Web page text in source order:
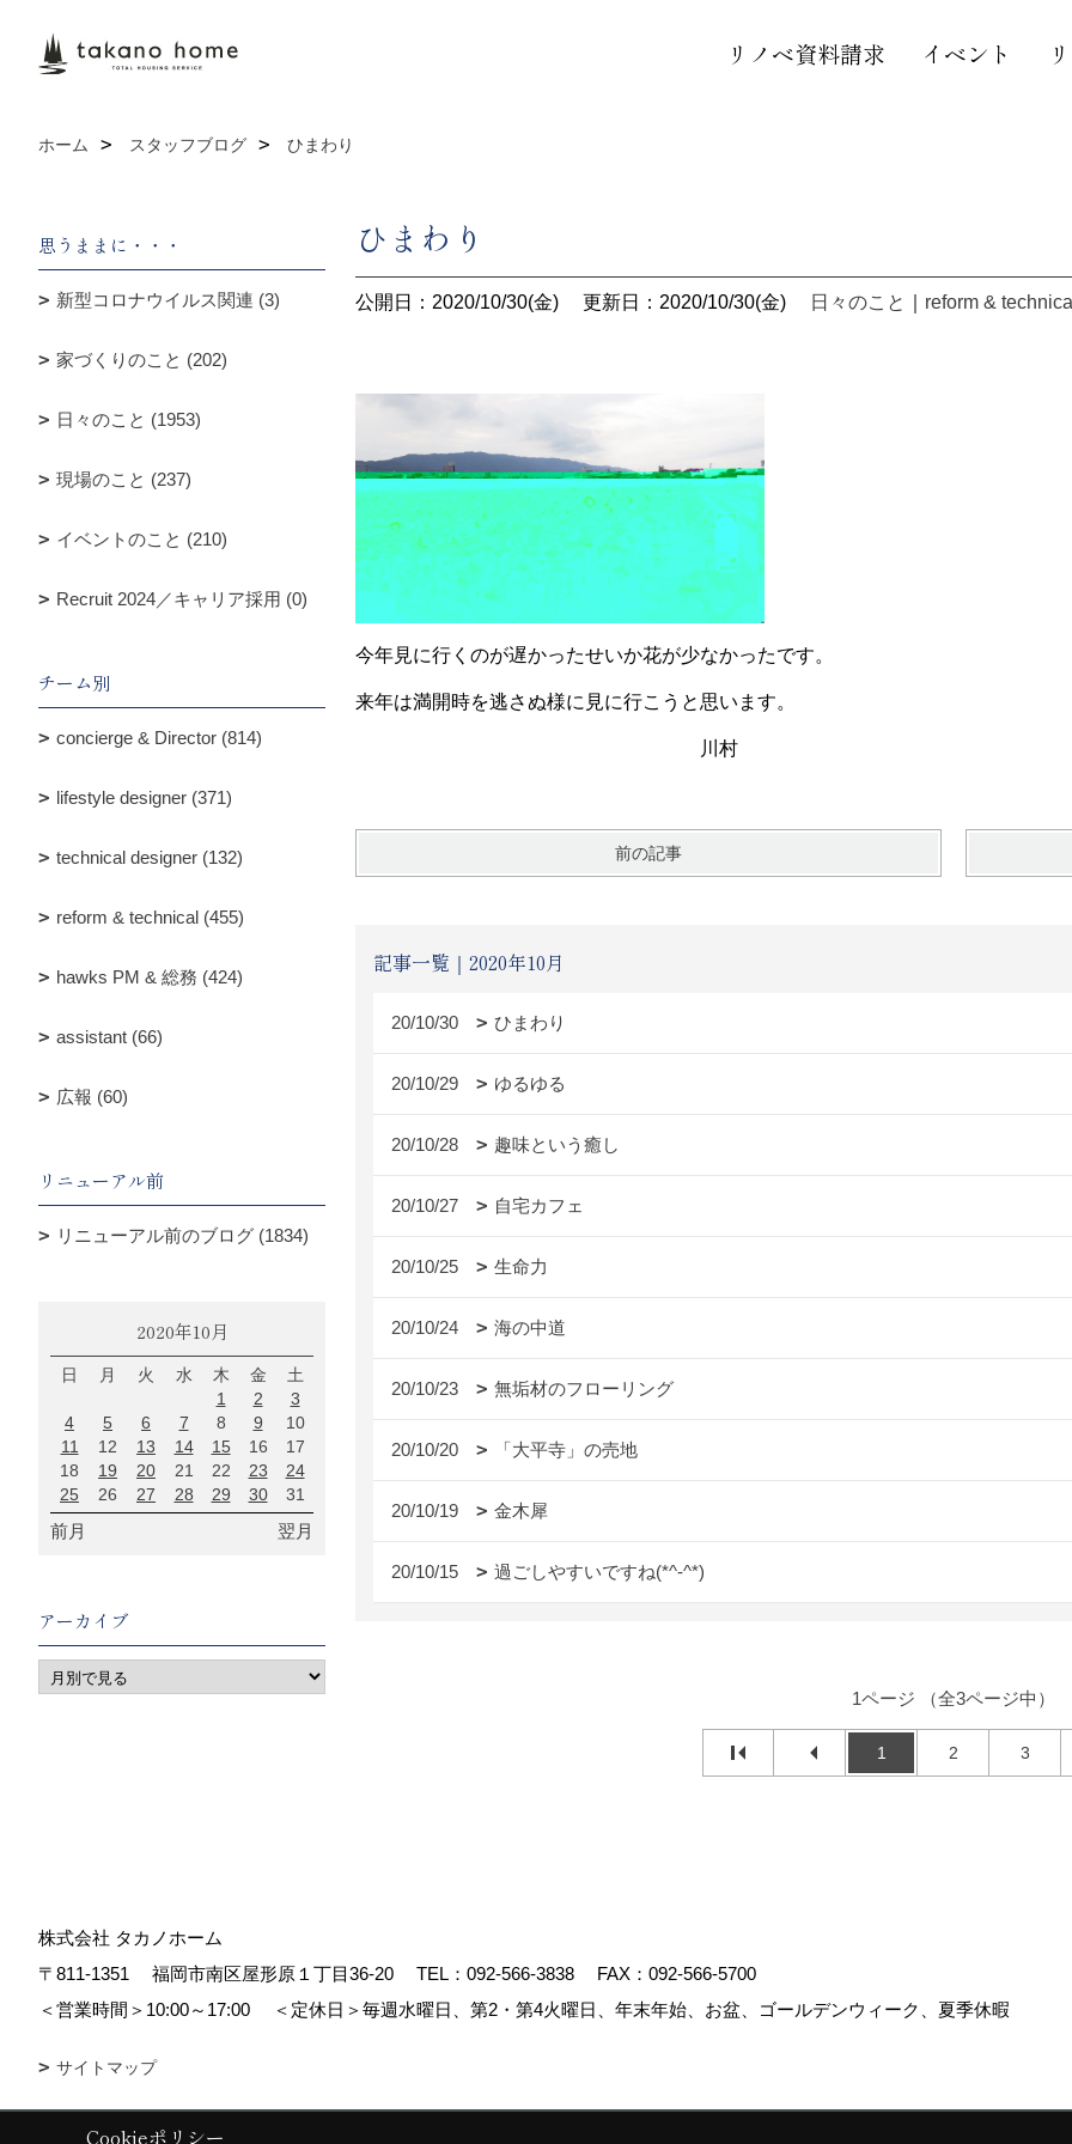
リノベ資料請求 イベント
ホーム スタッフブログ ひまわり
ひまわり
公開日：2020/10/30(金) 更新日：2020/10/30(金) 日々のこと reform &
今年見に行くのが遅かったせいか花が少なかったです。
来年は満開時を逃さぬ様に見に行こうと思います。
川村
前の記事
記事一覧｜2020年10月
20/10/30 ひまわり
20/10/29 ゆるゆる
20/10/28 趣味という癒し
20/10/27 自宅カフェ
20/10/25 生命力
20/10/24 海の中道
20/10/23 無垢材のフローリング
20/10/20 「大平寺」の売地
20/10/19 金木犀
20/10/15 過ごしやすいですね(*^-^*)
1ページ （全3ページ中）
1 2 3
思うままに・・・
新型コロナウイルス関連 (3)
家づくりのこと (202)
日々のこと (1953)
現場のこと (237)
イベントのこと (210)
Recruit 2024／キャリア採用 (0)
チーム別
concierge & Director (814)
lifestyle designer (371)
technical designer (132)
reform & technical (455)
hawks PM & 総務 (424)
assistant (66)
広報 (60)
リニューアル前
リニューアル前のブログ (1834)
2020年10月
日 月 火 水 木 金
土
1
2
3
4
5 6 7 8 9
10
11
12 13 14 15 16
17
18
19 20 21 22 23
24
25
26 27 28 29 30 31
前月 翌月
アーカイブ
株式会社 タカノホーム
〒811-1351
福岡市南区屋形原１丁目36-20 TEL： 092-566-3838
FAX：092-566-5700
＜営業時間＞10:00～17:00
＜定休日＞毎週水曜日、第2・第4火曜日、年末年始、お盆、ゴールデンウィーク、夏季休暇
サイトマップ
Copyright (c) TAKANO CONSTRUCTION CO.,LTD. All Rights Reserved.
Cookieポリシー